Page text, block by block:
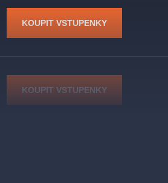
KOUPIT VSTUPENKY
KOUPIT VSTUPENKY